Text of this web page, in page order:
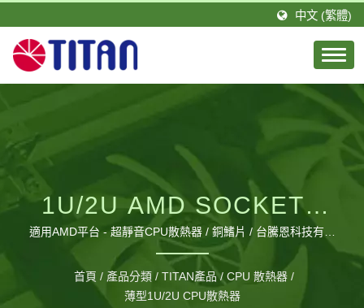
中文 (繁體)
1U/2U AMD SOCKET -
LOW PROFILE極輕薄 空
冷CPU散熱器 /TDP
適用AMD平台 - 超靜音CPU散熱器 / 銅鰭片 / 台騰恩科技有限
公司是由一群積極且具有專業技術的團隊所組成。TITAN的總
公司設立於台灣，分公司則設立於德國，並在大陸廣東省擁有
1間工廠，佔地約20,000平方公尺以及約460位員工，每月可
首頁 / 產品分類 / TITAN產品 / CPU 散熱器 /
薄型1U/2U CPU散熱器